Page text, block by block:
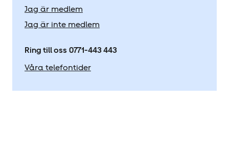
Jag är medlem
Jag är inte medlem
Ring till oss0771-443 443
Våra telefontider